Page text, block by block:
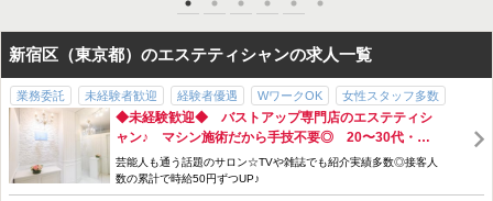
新宿区（東京都）のエステティシャンの求人一覧
業務委託 未経験者歓迎 経験者優遇 WワークOK
女性スタッフ多数
歩合・インセンティブあり
研修制度あり 独立支援制度あり
週3日～
勤務時間・曜日応相談
資格なしOK 急募 駅チカ アットホーム
◆未経験歓迎◆ バストアップ専門店のエステティシ
ャン♪ マシン施術だから手技不要◎ 20〜30代・異
業種からの転職者多数活躍中！
芸能人も通う話題のサロン☆TVや雑誌でも紹介実績多数◎接客人
数の累計で時給50円ずつUP♪